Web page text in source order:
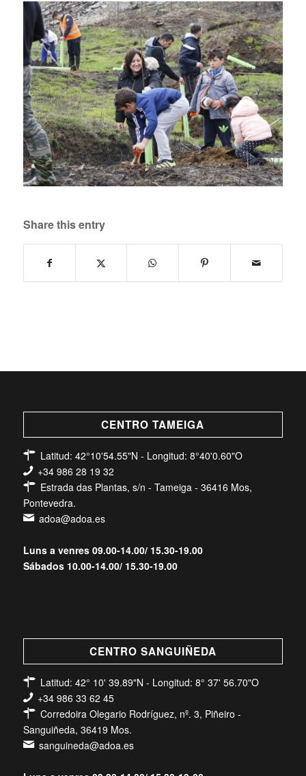
Share this entry
CENTRO TAMEIGA
Latitud: 42°10'54.55"N - Longitud: 8°40'0.60"O
+34 986 28 19 32
Estrada das Plantas, s/n - Tameiga - 36416 Mos,
Pontevedra.
adoa@adoa.es
Luns a venres 09.00-14.00/ 15.30-19.00
Sábados 10.00-14.00/ 15.30-19.00
CENTRO SANGUIÑEDA
Latitud: 42° 10' 39.89"N - Longitud: 8° 37' 56.70"O
+34 986 33 62 45
Corredoira Olegario Rodríguez, nº. 3, Piñeiro -
Sanguiñeda, 36419 Mos.
sanguineda@adoa.es